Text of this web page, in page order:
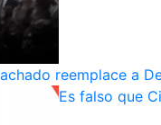
reemplace a
Es falso que